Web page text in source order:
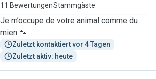
11 BewertungenStammgäste
Je m’occupe de votre animal comme du
mien 🐾
Zuletzt kontaktiert vor 4 Tagen
Zuletzt aktiv: heute